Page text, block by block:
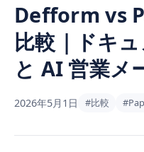
Defform vs
比較｜ドキ
と AI 営業メ
2026年5月1日 #比較